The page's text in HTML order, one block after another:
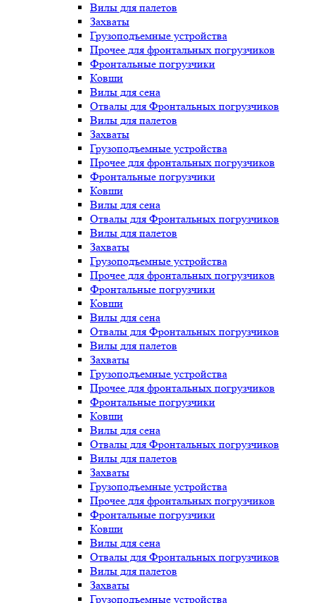
Вилы для палетов
Захваты
Грузоподъемные устройства
Прочее для фронтальных погрузчиков
Фронтальные погрузчики
Ковши
Вилы для сена
Отвалы для Фронтальных погрузчиков
Вилы для палетов
Захваты
Грузоподъемные устройства
Прочее для фронтальных погрузчиков
Фронтальные погрузчики
Ковши
Вилы для сена
Отвалы для Фронтальных погрузчиков
Вилы для палетов
Захваты
Грузоподъемные устройства
Прочее для фронтальных погрузчиков
Фронтальные погрузчики
Ковши
Вилы для сена
Отвалы для Фронтальных погрузчиков
Вилы для палетов
Захваты
Грузоподъемные устройства
Прочее для фронтальных погрузчиков
Фронтальные погрузчики
Ковши
Вилы для сена
Отвалы для Фронтальных погрузчиков
Вилы для палетов
Захваты
Грузоподъемные устройства
Прочее для фронтальных погрузчиков
Фронтальные погрузчики
Ковши
Вилы для сена
Отвалы для Фронтальных погрузчиков
Вилы для палетов
Захваты
Грузоподъемные устройства